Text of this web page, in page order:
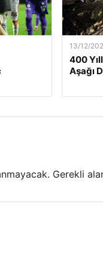
13/12/
400
Aşağı
Gerekli